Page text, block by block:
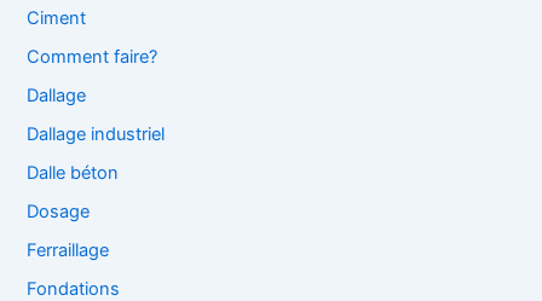
Ciment
Comment faire?
Dallage
Dallage industriel
Dalle béton
Dosage
Ferraillage
Fondations